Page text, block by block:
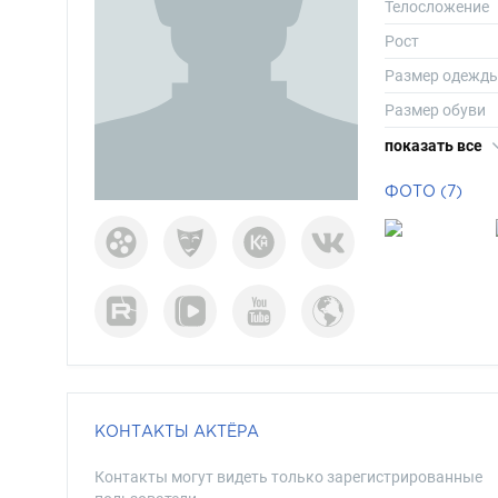
Телосложение
Рост
Размер
Размер обуви
Длина волос
показать все
ФОТО (7)
КОНТАКТЫ АКТЁРА
Контакты могут видеть только зарегистрированные